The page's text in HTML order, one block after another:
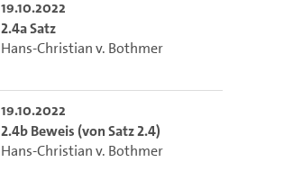
19.10.2022
2.4a Satz
Hans-Christian v. Bothmer
19.10.2022
2.4b Beweis (von Satz 2.4)
Hans-Christian v. Bothmer